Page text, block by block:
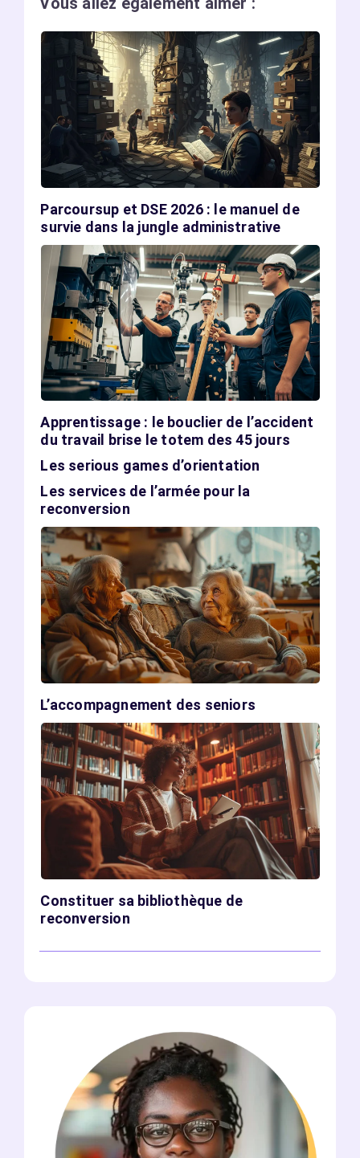
Parcoursup et DSE 2026 : le manuel de
survie dans la jungle administrative
Apprentissage : le bouclier de l’accident
du travail brise le totem des 45 jours
Les serious games d’orientation
Les services de l’armée pour la
reconversion
L’accompagnement des seniors
Constituer sa bibliothèque de
reconversion